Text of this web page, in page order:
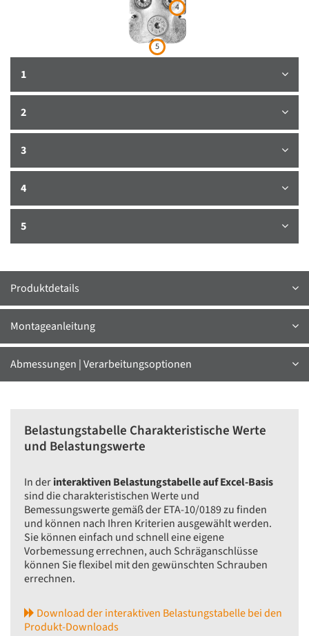
4
5
1
2
3
4
5
Produktdetails
Montageanleitung
Abmessungen | Verarbeitungsoptionen
Belastungstabelle Charakteristische Werte
und Belastungswerte
In derinteraktiven Belastungstabelle auf Excel-Basis
sind die charakteristischen Werte und
Bemessungswerte gemäß der ETA-10/0189 zu finden
und können nach Ihren Kriterien ausgewählt werden.
Sie können einfach und schnell eine eigene
Vorbemessung errechnen, auch Schräganschlüsse
können Sie flexibel mit den gewünschten Schrauben
errechnen.
Download der interaktiven Belastungstabelle bei den
Produkt-Downloads